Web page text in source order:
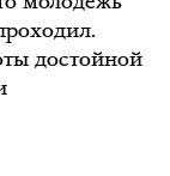
достойной